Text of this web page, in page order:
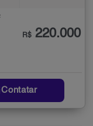
R$ 220.000
Contatar